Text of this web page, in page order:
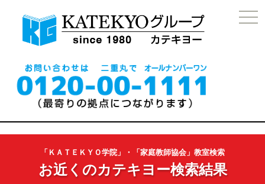
「ＫＡＴＥＫＹＯ学院」・「家庭教師協会」教室検索
お近くのカテキヨー検索結果